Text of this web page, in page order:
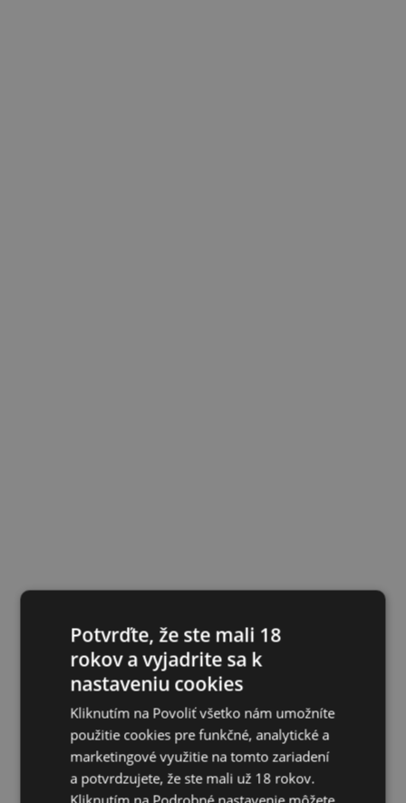
Potvrďte, že ste mali 18
rokov a vyjadrite sa k
nastaveniu cookies
Kliknutím na Povoliť všetko nám umožníte
použitie cookies pre funkčné, analytické a
marketingové využitie na tomto zariadení
a potvrdzujete, že ste mali už 18 rokov.